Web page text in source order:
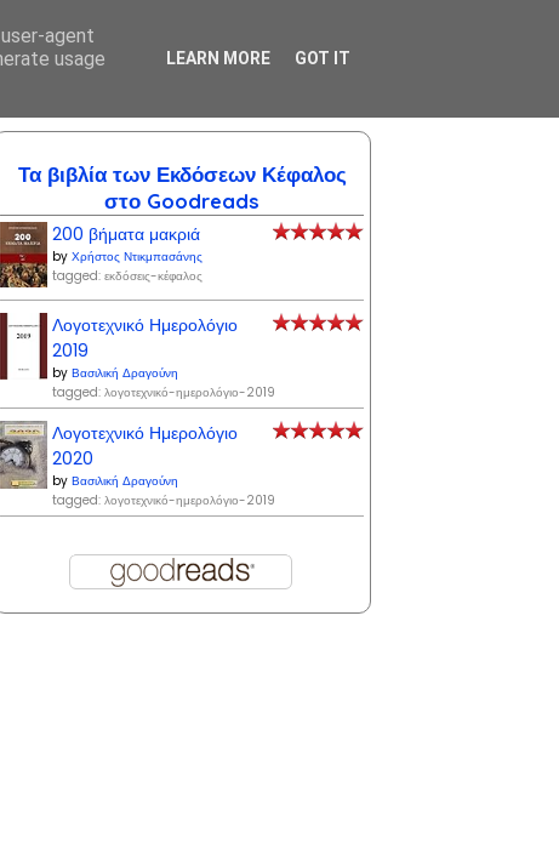
ΣΥΝΕΡΓΑΖΟΜΕΝΑ ΒΙΒΛΙΟΠΩΛΕΙΑ
Τα βιβλία των Εκδόσεων Κέφαλος
στο Goodreads
200 βήματα μακριά
by Χρήστος Ντικμπασάνης
tagged: εκδόσεις-κέφαλος
Λογοτεχνικό Ημερολόγιο
2019
by Βασιλική Δραγούνη
tagged: λογοτεχνικό-ημερολόγιο-2019
Λογοτεχνικό Ημερολόγιο
2020
by Βασιλική Δραγούνη
tagged: λογοτεχνικό-ημερολόγιο-2019
agent
usage
LEARN MORE GOT IT